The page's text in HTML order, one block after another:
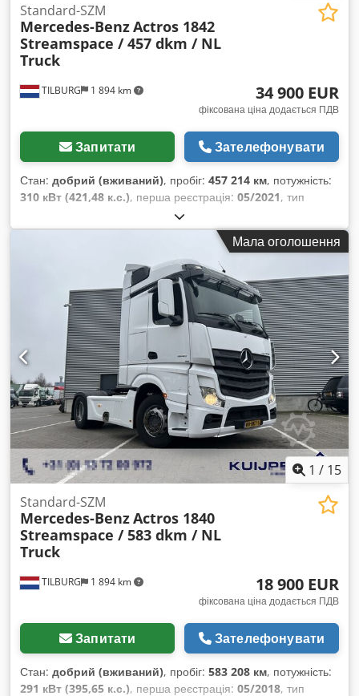
TILBURG 1 894 km
Standard-SZM
Mercedes-BenzActros 1842
Streamspace / 457 dkm / NL
Truck
34 900 EUR
фіксована ціна додається ПДВ
Запитати Зателефонувати
Стан: добрий (вживаний), пробіг: 457 214 км, потужність:
310 кВт (421,48 к.с.), перша реєстрація: 05/2021, тип
, розмір шини:
конфігурація осей:4x2, колісна база:3 850 мм, паливо:
, водійська кабіна: спальне
відділення (кабіна), тип передачі:автоматичний
, підвіска:сталь-повітря, загальна довжина:
, загальна ширина: 2 550 мм , загальна висота:
3 850 мм, допустиме навантаження на вісь (вісь 1):7 500 кг,
допустиме навантаження на вісь (вісь 2):11 500 кг, Рік
виготовлення:2021 , Обладнання:
ABS, блокування
диференціала, електричне регулювання вікон,
електрорегульоване дзеркало, кондиціонер, круїз-
контроль, повна історія обслуговування, протитуманні
фари, спойлер, фільтр сажі, холодильник,
центральний замок,
Мала оголошення
1 / 15
TILBURG 1 894 km
Standard-SZM
Mercedes-BenzActros 1840
Streamspace / 583 dkm / NL
Truck
18 900 EUR
фіксована ціна додається ПДВ
Запитати Зателефонувати
Стан: добрий (вживаний), пробіг: 583 208 км, потужність:
291 кВт (395,65 к.с.), перша реєстрація: 05/2018, тип